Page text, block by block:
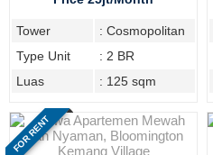
Tower
: Cosmopolitan
Type Unit
: 2 BR
Luas
: 125 sqm
FOR RENT